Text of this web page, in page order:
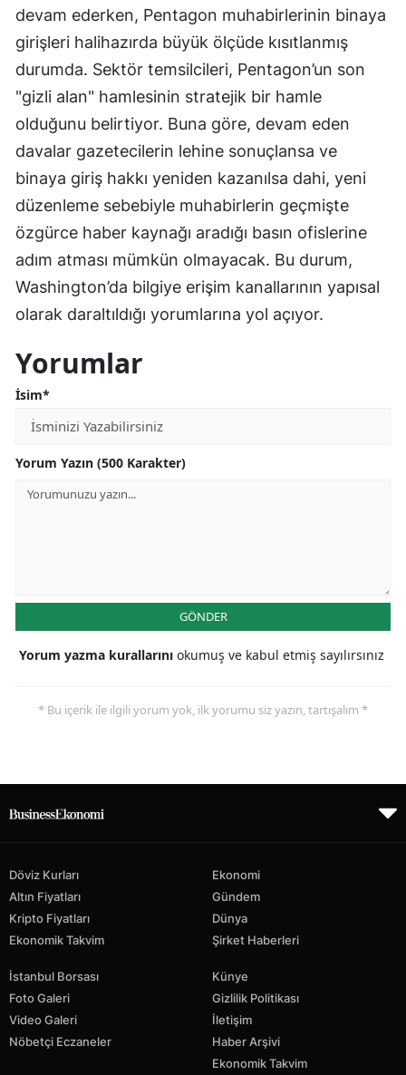
devam ederken, Pentagon muhabirlerinin binaya
girişleri halihazırda büyük ölçüde kısıtlanmış
durumda. Sektör temsilcileri, Pentagon’un son
"gizli alan" hamlesinin stratejik bir hamle
olduğunu belirtiyor. Buna göre, devam eden
davalar gazetecilerin lehine sonuçlansa ve
binaya giriş hakkı yeniden kazanılsa dahi, yeni
düzenleme sebebiyle muhabirlerin geçmişte
özgürce haber kaynağı aradığı basın ofislerine
adım atması mümkün olmayacak. Bu durum,
Washington’da bilgiye erişim kanallarının yapısal
olarak daraltıldığı yorumlarına yol açıyor.
Yorumlar
İsim*
Yorum Yazın (500 Karakter)
GÖNDER
Yorum yazma kurallarını okumuş ve kabul etmiş sayılırsınız
* Bu içerik ile ilgili yorum yok, ilk yorumu siz yazın, tartışalım *
Döviz Kurları
Altın Fiyatları
Kripto Fiyatları
Ekonomik Takvim
Ekonomi
Gündem
Dünya
Şirket Haberleri
İstanbul Borsası
Foto Galeri
Video Galeri
Nöbetçi Eczaneler
Künye
Gizlilik Politikası
İletişim
Haber Arşivi
Ekonomik Takvim